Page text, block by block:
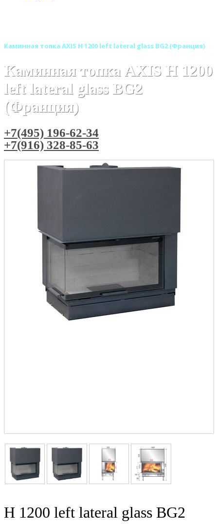
Каминная топка AXIS H 1200 left lateral glass BG2 (Франция)
Каминная топка AXIS H 1200
left lateral glass BG2
(Франция)
+7(495) 196-62-34
+7(916) 328-85-63
H 1200 left lateral glass BG2